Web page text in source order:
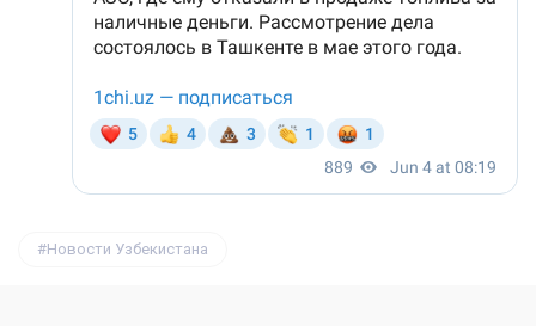
Новости Узбекистана